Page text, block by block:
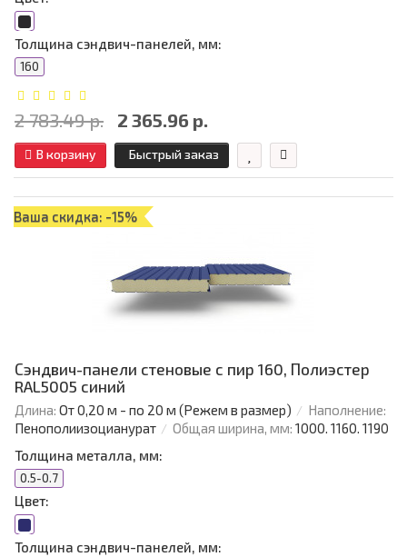
Толщина сэндвич-панелей, мм:
160
2 783.49 р. 2 365.96 р.
В корзину Быстрый заказ
Ваша скидка: -15%
Сэндвич-панели стеновые с пир 160, Полиэстер
RAL5005 синий
Длина: От 0,20 м - по 20 м (Режем в размер)
Наполнение:
Пенополиизоцианурат
Общая ширина, мм: 1000. 1160. 1190
Толщина металла, мм:
0.5-0.7
Цвет:
Толщина сэндвич-панелей, мм: